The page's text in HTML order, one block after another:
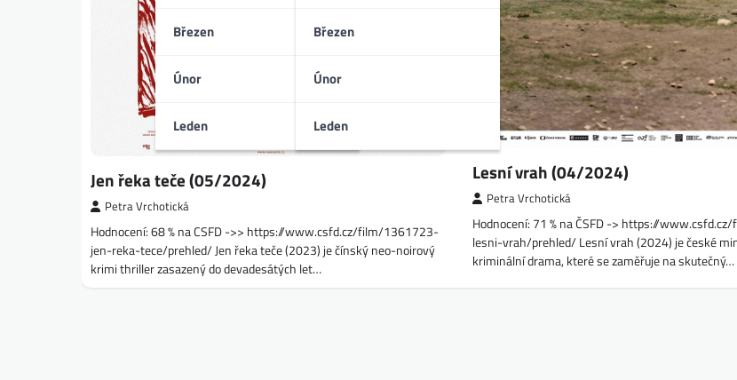
Březen
Únor
Leden
Březen
Únor
Leden
Jen řeka teče (05/2024)
Petra Vrchotická
Hodnocení: 68 % na CSFD ->> https://www.csfd.cz/film/1361723-
jen-reka-tece/prehled/ Jen řeka teče (2023) je čínský neo-noirový
krimi thriller zasazený do devadesátých let…
Lesní vrah (04/2024)
Petra Vrchotická
Hodnocení: 71 % na ČSFD -> https://
lesni-vrah/prehled/ Lesní vrah (2024) je české
kriminální drama, které se zaměřuje na skutečný…